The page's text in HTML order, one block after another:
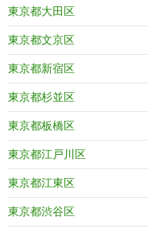
東京都大田区
東京都文京区
東京都新宿区
東京都杉並区
東京都板橋区
東京都江戸川区
東京都江東区
東京都渋谷区